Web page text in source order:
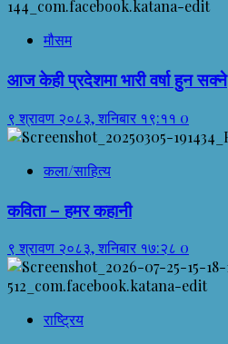
मौसम
आज केही प्रदेशमा भारी वर्षा हुन सक्ने
९ श्रावण २०८३, शनिबार १९:११ 0
कला/साहित्य
कविता – हमर कहानी
९ श्रावण २०८३, शनिबार १७:२८ 0
राष्ट्रिय